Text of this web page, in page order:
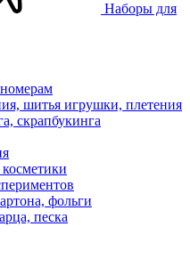
Наборы для
шитья игрушки, плетения
скрапбукинга
фольги
песка